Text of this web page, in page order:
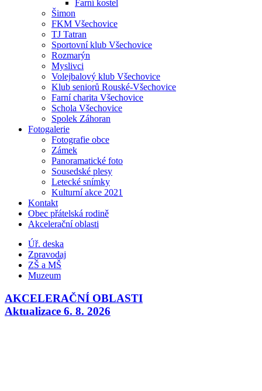
Farní kostel
Šimon
FKM Všechovice
TJ Tatran
Sportovní klub Všechovice
Rozmarýn
Myslivci
Volejbalový klub Všechovice
Klub seniorů Rouské-Všechovice
Farní charita Všechovice
Schola Všechovice
Spolek Záhoran
Fotogalerie
Fotografie obce
Zámek
Panoramatické foto
Sousedské plesy
Letecké snímky
Kulturní akce 2021
Kontakt
Obec přátelská rodině
Akcelerační oblasti
Úř. deska
Zpravodaj
ZŠ a MŠ
Muzeum
AKCELERAČNÍ OBLASTI
Aktualizace 6. 8. 2026